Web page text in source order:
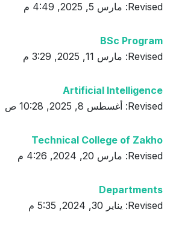
Revised: مارس 5, 2025, 4:49 م
BSc Program
Revised: مارس 11, 2025, 3:29 م
Artificial Intelligence
Revised: أغسطس 8, 2025, 10:28 ص
Technical College of Zakho
Revised: مارس 20, 2024, 4:26 م
Departments
Revised: يناير 30, 2024, 5:35 م